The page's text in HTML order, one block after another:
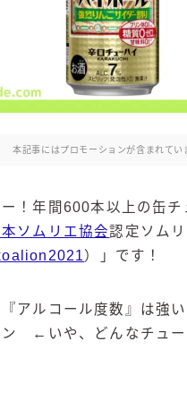
結 ストロング
特製サワー
発酵サワー
ー
ストロングゼロ
196℃ ザ・まるごと
－196℃
本記事にはプロモーションが含まれてい
！年間600本以上の缶チ
本ソムリエ協会認定ソム
）」です！
『アルコール度数』は強
ン ←いや、どんなチュー